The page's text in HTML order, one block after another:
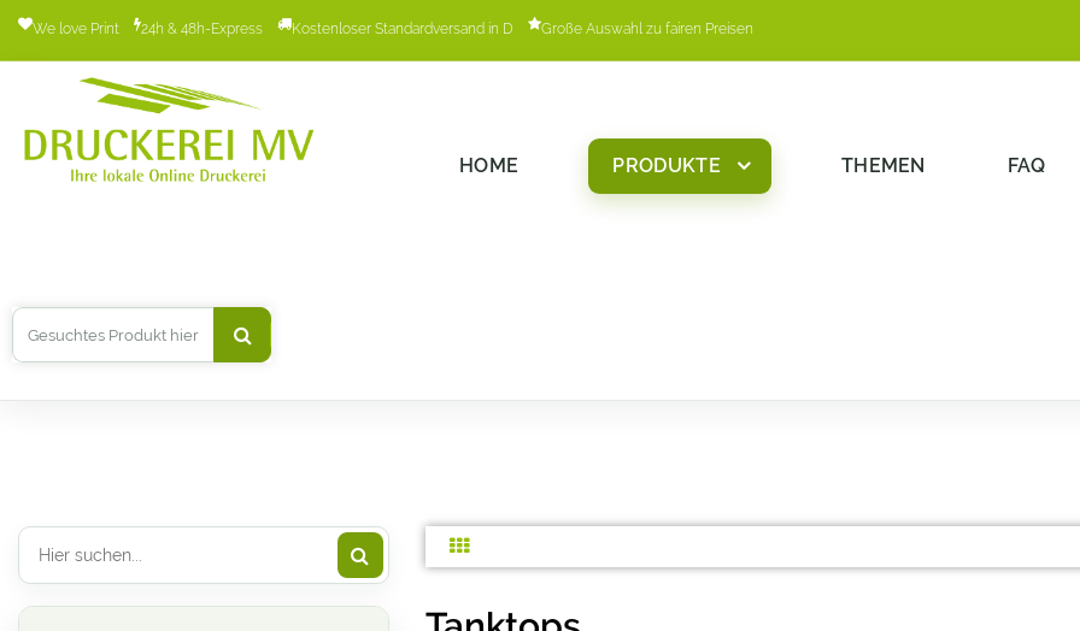
We love Print 24h & 48h-Express Kostenloser Standardversand in D Große Auswahl zu fairen Preisen
HOME PRODUKTE THEMEN FAQ